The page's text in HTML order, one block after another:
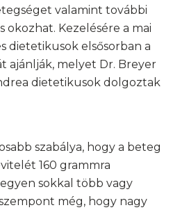
Blog
Áraink
Rólunk
valamint további
okozhat. Kezelésére a mai
dietetikusok elsősorban a
ajánlják, melyet Dr. Breyer
dietetikusok dolgoztak
szabálya, hogy a beteg
160 grammra
sokkal több vagy
még, hogy nagy